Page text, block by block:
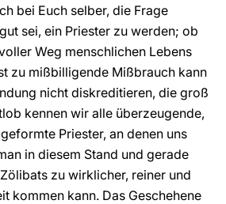
bei Euch selber, die Frage
sei, ein Priester zu werden; ob
Weg menschlichen Lebens
zu mißbilligende Mißbrauch kann
nicht diskreditieren, die groß
kennen wir alle überzeugende,
Priester, an denen uns
in diesem Stand und gerade
zu wirklicher, reiner und
kommen kann. Das Geschehene